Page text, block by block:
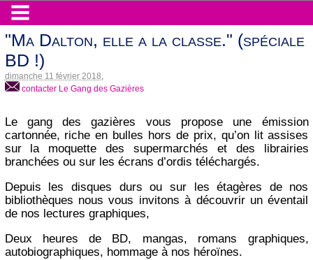
"Ma Dalton, elle a la classe." (spéciale
BD !)
dimanche 11 février 2018
contacter Le Gang des Gazières
Le gang des gazières vous propose une émission
cartonnée, riche en bulles hors de prix, qu’on lit assises
sur la moquette des supermarchés et des librairies
branchées ou sur les écrans d’ordis téléchargés.
Depuis les disques durs ou sur les étagères de nos
bibliothèques nous vous invitons à découvrir un éventail
de nos lectures graphiques,
Deux heures de BD, mangas, romans graphiques,
autobiographiques, hommage à nos héroïnes.